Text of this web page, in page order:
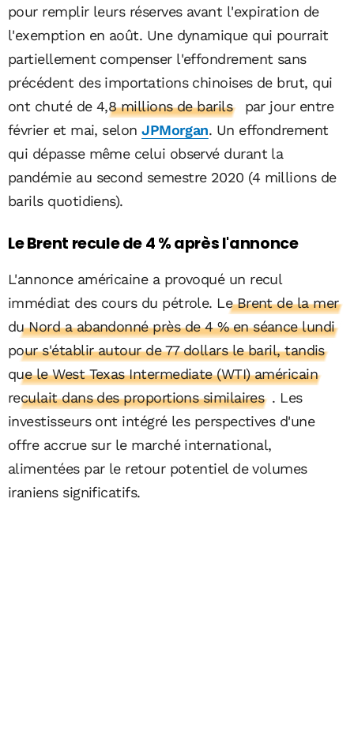
pour remplir leurs réserves avant l'expiration de
l'exemption en août. Une dynamique qui pourrait
partiellement compenser l'effondrement sans
précédent des importations chinoises de brut, qui
ont chuté de 4,8 millions de barils
par jour entre
février et mai, selonJPMorgan. Un effondrement
qui dépasse même celui observé durant la
pandémie au second semestre 2020 (4 millions de
barils quotidiens).
Le Brent recule de 4 % après l'annonce
L'annonce américaine a provoqué un recul
immédiat des cours du pétrole. Le Brent de la mer
du Nord a abandonné près de 4 % en séance lundi
pour s'établir autour de 77 dollars le baril, tandis
que le West Texas Intermediate (WTI) américain
reculait dans des proportions similaires . Les
investisseurs ont intégré les perspectives d'une
offre accrue sur le marché international,
alimentées par le retour potentiel de volumes
iraniens significatifs.